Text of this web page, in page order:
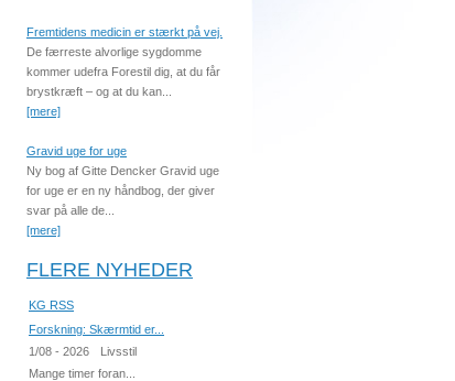
Fremtidens medicin er stærkt på vej.
De færreste alvorlige sygdomme
kommer udefra Forestil dig, at du får
brystkræft – og at du kan...
[mere]
Gravid uge for uge
Ny bog af Gitte Dencker Gravid uge
for uge er en ny håndbog, der giver
svar på alle de...
[mere]
FLERE NYHEDER
KG RSS
Forskning: Skærmtid er...
1/08 - 2026
Livsstil
Mange timer foran...